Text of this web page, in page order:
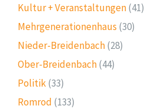
Kultur + Veranstaltungen(41)
Mehrgenerationenhaus (30)
Nieder-Breidenbach(28)
Ober-Breidenbach(44)
Politik(33)
Romrod (133)